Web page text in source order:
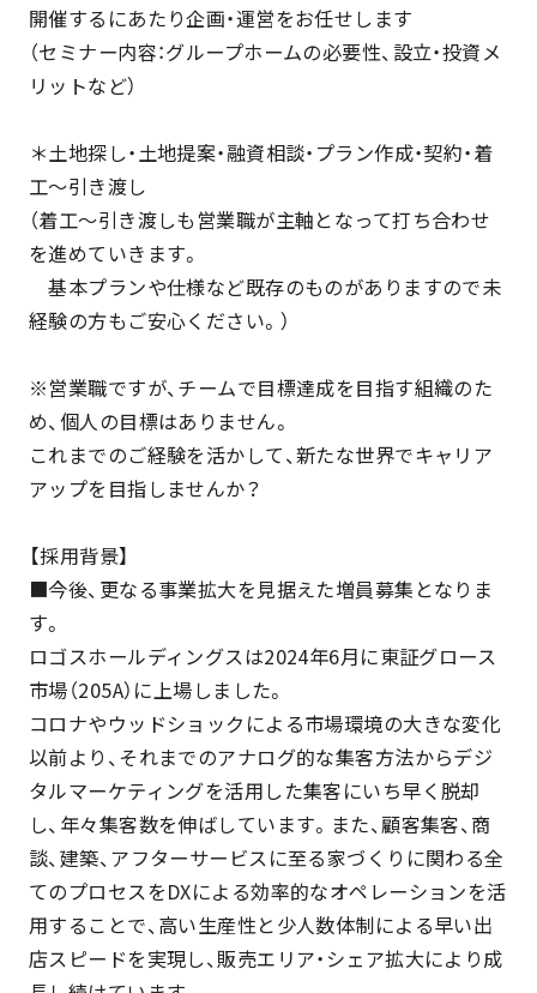
開催するにあたり企画・運営をお任せします
（セミナー内容：グループホームの必要性、設立・投資メ
リットなど）
＊土地探し・土地提案・融資相談・プラン作成・契約・着
工～引き渡し
（着工～引き渡しも営業職が主軸となって打ち合わせ
を進めていきます。
基本プランや仕様など既存のものがありますので未
経験の方もご安心ください。）
※営業職ですが、チームで目標達成を目指す組織のた
め、個人の目標はありません。
これまでのご経験を活かして、新たな世界でキャリア
アップを目指しませんか？
【採用背景】
■今後、更なる事業拡大を見据えた増員募集となりま
す。
ロゴスホールディングスは2024年6月に東証グロース
市場（205A）に上場しました。
コロナやウッドショックによる市場環境の大きな変化
以前より、それまでのアナログ的な集客方法からデジ
タルマーケティングを活用した集客にいち早く脱却
し、年々集客数を伸ばしています。また、顧客集客、商
談、建築、アフターサービスに至る家づくりに関わる全
てのプロセスをDXによる効率的なオペレーションを活
用することで、高い生産性と少人数体制による早い出
店スピードを実現し、販売エリア・シェア拡大により成